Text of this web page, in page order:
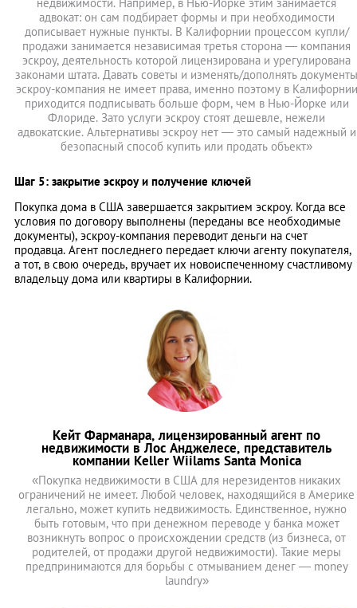
адвокат: он сам подбирает формы и при необходимости
дописывает нужные пункты. В Калифорнии процессом купли/
продажи занимается независимая третья сторона — компания
эскроу, деятельность которой лицензирована и урегулирована
законами штата. Давать советы и изменять/дополнять документы
эскроу-компания не имеет права, именно поэтому в Калифорнии
приходится подписывать больше форм, чем в Нью-Йорке или
Флориде. Зато услуги эскроу стоят дешевле, нежели
адвокатские. Альтернативы эскроу нет — это самый надежный и
безопасный способ купить или продать объект»
Шаг 5: закрытие эскроу и получение ключей
Покупка дома в США завершается закрытием эскроу. Когда все
условия по договору выполнены (переданы все необходимые
документы), эскроу-компания переводит деньги на счет
продавца. Агент последнего передает ключи агенту покупателя,
а тот, в свою очередь, вручает их новоиспеченному счастливому
владельцу дома или квартиры в Калифорнии.
Кейт Фарманара, лицензированный агент по
недвижимости в Лос Анджелесе, представитель
компании Keller Wiilams Santa Monica
«Покупка недвижимости в США для нерезидентов никаких
ограничений не имеет. Любой человек, находящийся в Америке
легально, может купить недвижимость. Единственное, нужно
быть готовым, что при денежном переводе у банка может
возникнуть вопрос о происхождении средств (из бизнеса, от
родителей, от продажи другой недвижимости). Такие меры
предпринимаются для борьбы с отмыванием денег — money
laundry»